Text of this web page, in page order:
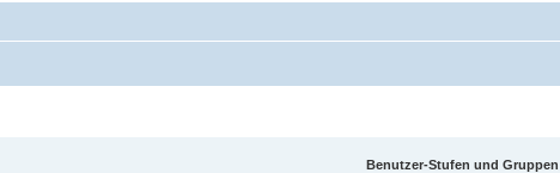
Benutzer-Stufen und Gruppen